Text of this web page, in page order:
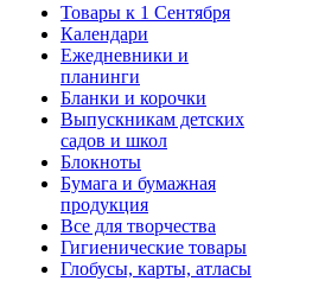
Товары к 1 Сентября
Календари
Ежедневники и
планинги
Бланки и корочки
Выпускникам детских
садов и школ
Блокноты
Бумага и бумажная
продукция
Все для творчества
Гигиенические товары
Глобусы, карты, атласы